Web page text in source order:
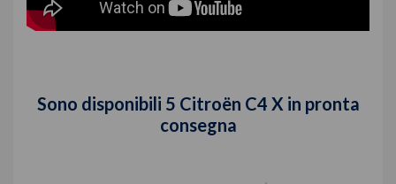
Sono disponibili 5 Citroën C4 X in pronta
consegna